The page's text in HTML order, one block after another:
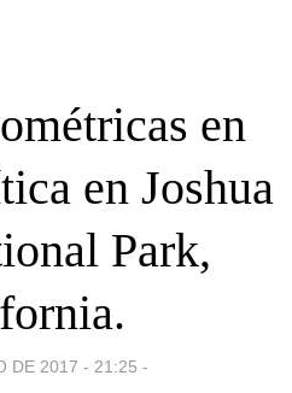
en
en Joshua
Park,
DE 2017 - 21:25 -